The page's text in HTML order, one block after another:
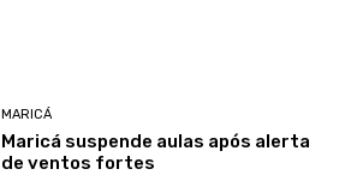
MARICÁ
Maricá suspende aulas após alerta
de ventos fortes